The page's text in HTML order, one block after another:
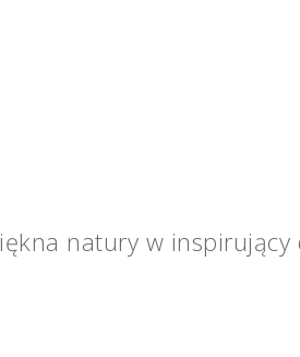
natury w inspirujący